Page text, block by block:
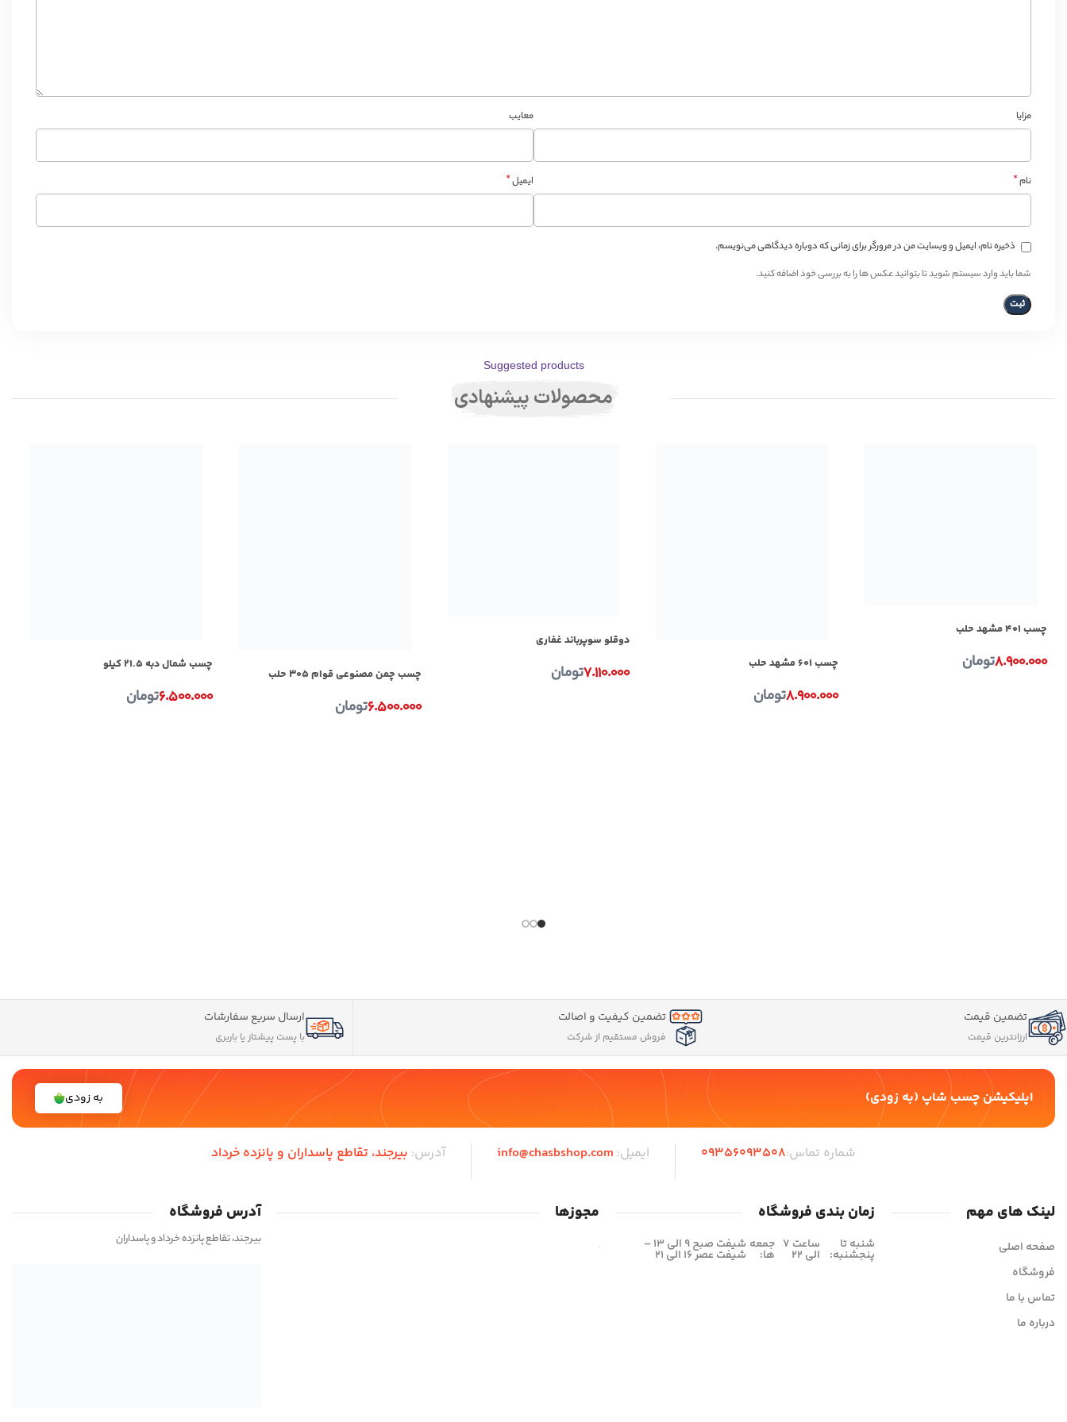
مزایا معایب
نام* ایمیل*
ذخیره نام، ایمیل و وبسایت من در مرورگر برای زمانی که دوباره دیدگاهی می‌نویسم.
شما باید وارد سیستم شوید تا بتوانید عکس ها را به بررسی خود اضافه کنید.
Suggested products
محصولات پیشنهادی
چسب ۴۰۱ مشهد حلب
۸.۹۰۰.۰۰۰تومان چسب ۶۰۱ مشهد حلب
۸.۹۰۰.۰۰۰تومان
دوقلو سوپرباند غفاری
۷.۱۱۰.۰۰۰تومان چسب چمن مصنوعی قوام ۳۰۵ حلب
۶.۵۰۰.۰۰۰تومان
چسب شمال دبه ۲۱.۵ کیلو
۶.۵۰۰.۰۰۰تومان
تضمین قیمت
ارزانترین قیمت
تضمین کیفیت و اصالت
فروش مستقیم از شرکت
ارسال سریع سفارشات
با پست پیشتاز یا باربری
اپلیکیشن چسب شاپ (به زودی) به زودی
شماره تماس:09356093508 ایمیل: info@chasbshop.com آدرس: بیرجند،‌ تقاطع پاسداران و پانزده خرداد
لینک های مهم
صفحه اصلی
فروشگاه
تماس با ما
درباره ما
زمان بندی فروشگاه
شنبه تا
پنجشنبه:
ساعت 7
الی 22
جمعه
ها:
شیفت صبح 9 الی 13 –
شیفت عصر 16 الی 21
مجوزها آدرس فروشگاه
بیرجند، تقاطع پانزده خرداد و پاسداران